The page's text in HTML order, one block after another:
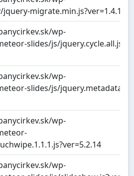
migrate.min.js?ver=1.4.1
wp-
slides/js/jquery.cycle.all.js?
wp-
slides/js/
wp-
wp-